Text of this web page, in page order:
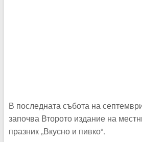
В последната събота на
започва Второто издание на
празник „Вкусно и пивко“.